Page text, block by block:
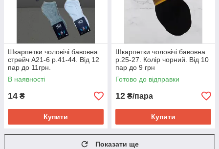
Шкарпетки чоловічі бавовна
стрейч А21-6 р.41-44. Від 12
пар до 11грн.
В наявності
14 ₴
Купити
Шкарпетки чоловічі бавовна
р.25-27. Колір чорний. Від 10
пар до 9 грн
Готово до відправки
12 ₴/пара
Купити
Показати ще